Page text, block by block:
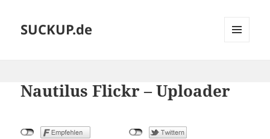
SUCKUP.de
Nautilus Flickr – Uploader